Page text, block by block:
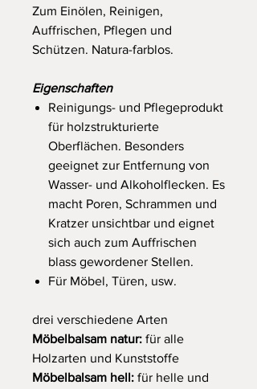
Zum Einölen, Reinigen,
Auffrischen, Pflegen und
Schützen. Natura-farblos.
Eigenschaften
Reinigungs- und Pflegeprodukt
für holzstrukturierte
Oberflächen. Besonders
geeignet zur Entfernung von
Wasser- und Alkoholflecken. Es
macht Poren, Schrammen und
Kratzer unsichtbar und eignet
sich auch zum Auffrischen
blass gewordener Stellen.
Für Möbel, Türen, usw.
drei verschiedene Arten
Möbelbalsam natur: für alle
Holzarten und Kunststoffe
Möbelbalsam hell: für helle und